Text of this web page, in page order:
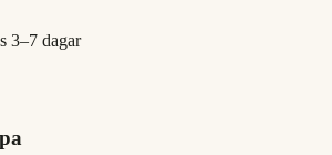
3–7 dagar